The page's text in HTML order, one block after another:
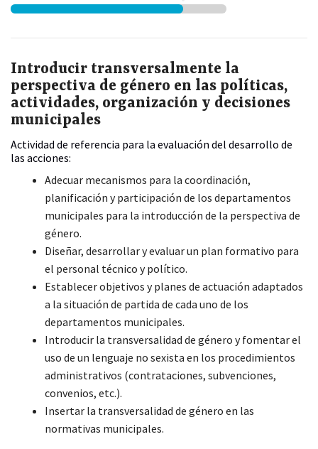
Introducir transversalmente la
perspectiva de género en las políticas,
actividades, organización y decisiones
municipales
Actividad de referencia para la evaluación del desarrollo de
las acciones:
Adecuar mecanismos para la coordinación,
planificación y participación de los departamentos
municipales para la introducción de la perspectiva de
género.
Diseñar, desarrollar y evaluar un plan formativo para
el personal técnico y político.
Establecer objetivos y planes de actuación adaptados
a la situación de partida de cada uno de los
departamentos municipales.
Introducir la transversalidad de género y fomentar el
uso de un lenguaje no sexista en los procedimientos
administrativos (contrataciones, subvenciones,
convenios, etc.).
Insertar la transversalidad de género en las
normativas municipales.